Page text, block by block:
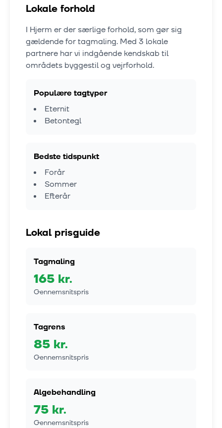
Lokale forhold
I Hjerm er der særlige forhold, som gør sig
gældende for tagmaling. Med 3 lokale
partnere har vi indgående kendskab til
områdets byggestil og vejrforhold.
Populære tagtyper
Eternit
Betontegl
Bedste tidspunkt
Forår
Sommer
Efterår
Lokal prisguide
Tagmaling
165 kr.
Gennemsnitspris
Tagrens
85 kr.
Gennemsnitspris
Algebehandling
75 kr.
Gennemsnitspris